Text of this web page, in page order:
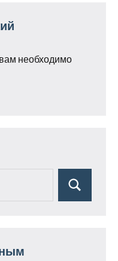
необходимо
Поиск